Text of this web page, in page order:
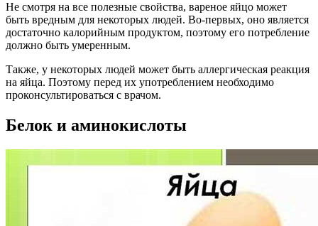
Не смотря на все полезные свойства, вареное яйцо может
быть вредным для некоторых людей. Во-первых, оно является
достаточно калорийным продуктом, поэтому его потребление
должно быть умеренным.
Также, у некоторых людей может быть аллергическая реакция
на яйца. Поэтому перед их употреблением необходимо
проконсультироваться с врачом.
Белок и аминокислоты